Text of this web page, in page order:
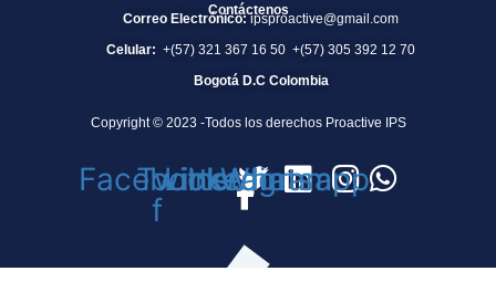
Contáctenos
Correo Electrónico:ipsproactive@gmail.com
Celular: +(57) 321 367 16 50 +(57) 305 392 12 70
Bogotá D.C Colombia
Copyright © 2023 -Todos los derechos Proactive IPS
Facebook-
f
Twitter
Linkedin
Instagram
Whatsapp